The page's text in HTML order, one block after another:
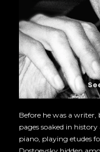
Before he was a
pages soaked in
piano, playing etudes